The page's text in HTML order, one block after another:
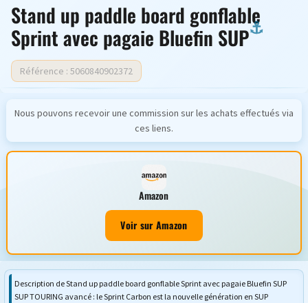
Stand up paddle board gonflable
Sprint avec pagaie Bluefin SUP
Référence : 5060840902372
Nous pouvons recevoir une commission sur les achats effectués via
ces liens.
Amazon
Voir sur Amazon
Description de Stand up paddle board gonflable Sprint avec pagaie Bluefin SUP
SUP TOURING avancé : le Sprint Carbon est la nouvelle génération en SUP